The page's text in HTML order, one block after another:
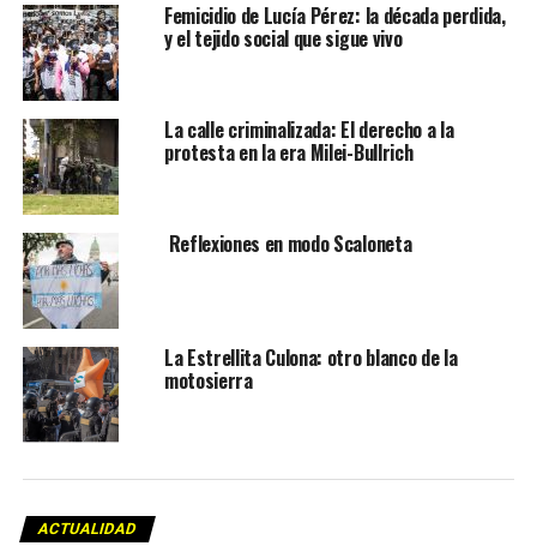
Femicidio de Lucía Pérez: la década perdida,
y el tejido social que sigue vivo
La calle criminalizada: El derecho a la
protesta en la era Milei-Bullrich
Reflexiones en modo Scaloneta
La Estrellita Culona: otro blanco de la
motosierra
ACTUALIDAD